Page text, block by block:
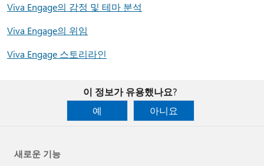
Viva Engage의 감정 및 테마 분석
Viva Engage의 위임
Viva Engage 스토리라인
이 정보가 유용했나요?
예
아니요
새로운 기능